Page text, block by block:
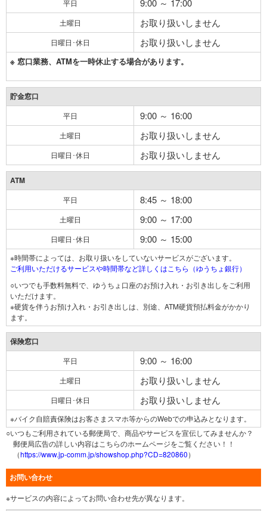
平日 9:00 ～ 17:00
土曜日 お取り扱いしません
日曜日･休日 お取り扱いしません
※ 窓口業務、ATMを一時休止する場合があります。
貯金窓口
平日 9:00 ～ 16:00
土曜日 お取り扱いしません
日曜日･休日 お取り扱いしません
ATM
平日 8:45 ～ 18:00
土曜日 9:00 ～ 17:00
日曜日･休日 9:00 ～ 15:00
※時間帯によっては、お取り扱いをしていないサービスがございます。
ご利用いただけるサービスや時間帯など詳しくはこちら（ゆうちょ銀行）
○いつでも手数料無料で、ゆうちょ口座のお預け入れ・お引き出しをご利用
いただけます。
※硬貨を伴うお預け入れ・お引き出しは、別途、ATM硬貨預払料金がかかり
ます。
保険窓口
平日 9:00 ～ 16:00
土曜日 お取り扱いしません
日曜日･休日 お取り扱いしません
※バイク自賠責保険はお客さまスマホ等からのWebでの申込みとなります。
○いつもご利用されている郵便局で、商品やサービスを宣伝してみませんか？
郵便局広告の詳しい内容はこちらのホームページをご覧ください！！
（https://www.jp-comm.jp/showshop.php?CD=820860）
お問い合わせ
※サービスの内容によってお問い合わせ先が異なります。